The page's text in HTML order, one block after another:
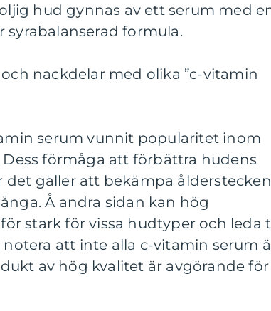
hud gynnas av ett serum med
formula.
nackdelar med olika ”c-vitamin
serum vunnit popularitet inom
förmåga att förbättra hudens
det gäller att bekämpa
Å andra sidan kan hög
stark för vissa hudtyper och leda
att inte alla c-vitamin serum
av hög kvalitet är avgörande för